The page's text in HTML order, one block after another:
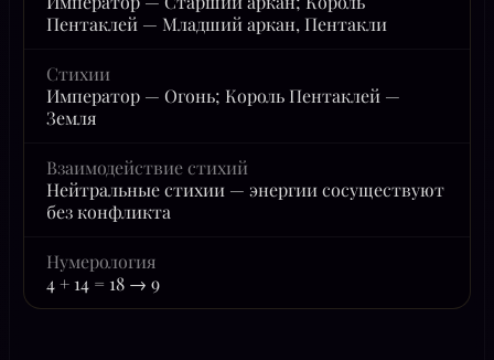
Пентаклей — Младший аркан, Пентакли
Стихии
Император — Огонь; Король Пентаклей —
Земля
Взаимодействие стихий
Нейтральные стихии — энергии сосуществуют
без конфликта
Нумерология
4 + 14 = 18 → 9